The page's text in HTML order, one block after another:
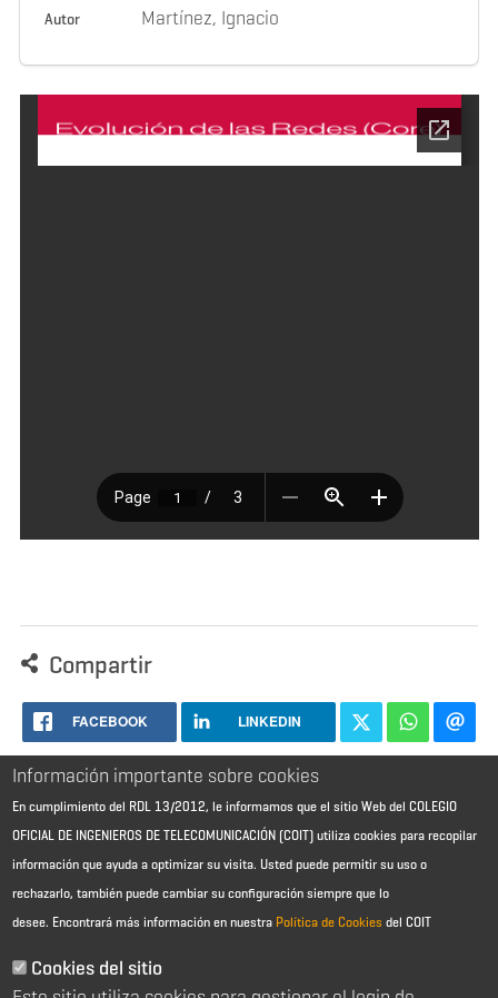
Autor Martínez, Ignacio
Compartir
FACEBOOK LINKEDIN
Aviso Legal - Información general
Política de cookies
Información importante sobre cookies
En cumplimiento del RDL 13/2012, le informamos que el sitio Web del COLEGIO
OFICIAL DE INGENIEROS DE TELECOMUNICACIÓN (COIT) utiliza cookies para recopilar
información que ayuda a optimizar su visita. Usted puede permitir su uso o
rechazarlo, también puede cambiar su configuración siempre que lo
desee. Encontrará más información en nuestra Política de Cookies del COIT
Cookies del sitio